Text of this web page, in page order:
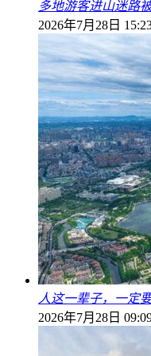
多地游客进山迷路
2026年7月28日
人这一辈子，一定
2026年7月28日